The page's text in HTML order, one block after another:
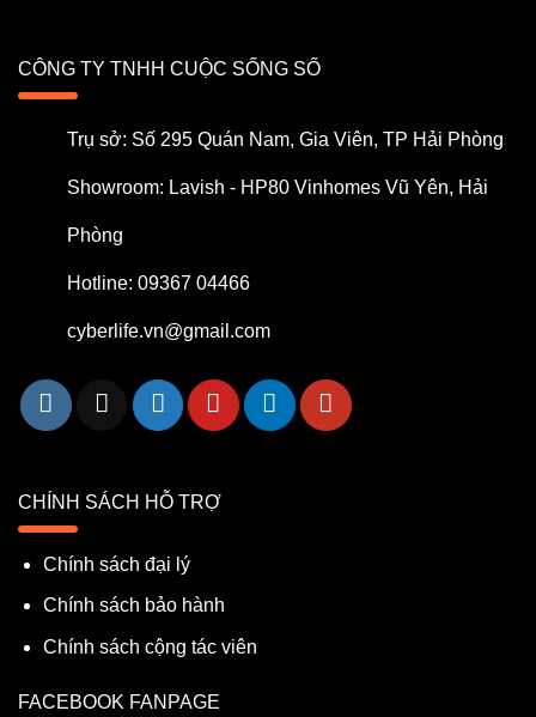
CÔNG TY TNHH CUỘC SỐNG SỐ
Trụ sở: Số 295 Quán Nam, Gia Viên, TP Hải Phòng
Showroom: Lavish - HP80 Vinhomes Vũ Yên, Hải
Phòng
Hotline: 09367 04466
cyberlife.vn@gmail.com
CHÍNH SÁCH HỖ TRỢ
Chính sách đại lý
Chính sách bảo hành
Chính sách cộng tác viên
FACEBOOK FANPAGE